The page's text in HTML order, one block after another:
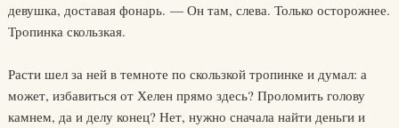
девушка, доставая фонарь. — Он там, слева. Только осторожнее.
Тропинка скользкая.
Расти шел за ней в темноте по скользкой тропинке и думал: а
может, избавиться от Хелен прямо здесь? Проломить голову
камнем, да и делу конец? Нет, нужно сначала найти деньги и